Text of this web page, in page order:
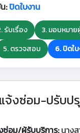
:ปิดใบงาน
รับเรื่อง
3. มอบหมาย
5. ตรวจสอบ 6. ปิดใ
จ้งซ่อม-ปรับป
ซ่อม/ผู้รับบริการ:นางส